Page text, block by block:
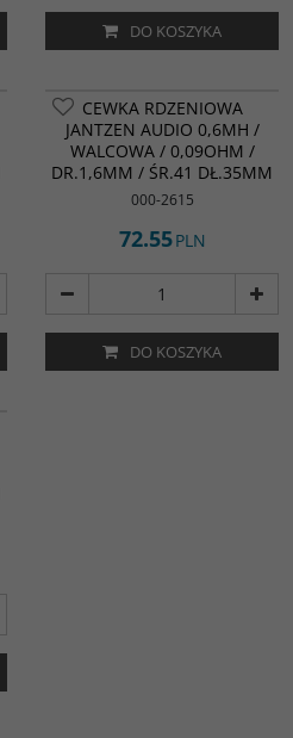
DO KOSZYKA
NOWOŚĆ
CEWKA RDZENIOWA
JANTZEN AUDIO 0,6MH /
WALCOWA / 0,09OHM /
DR.1,6MM / ŚR.41 DŁ.35MM
000-2615
72.55PLN
DO KOSZYKA